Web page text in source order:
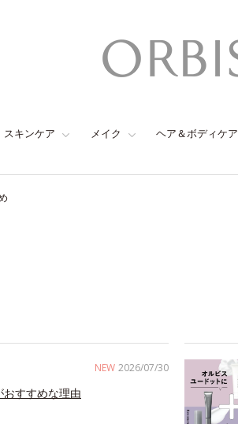
スキンケア メイク ヘア＆ボディケア
NEW 2026/07/30
すすめな理由